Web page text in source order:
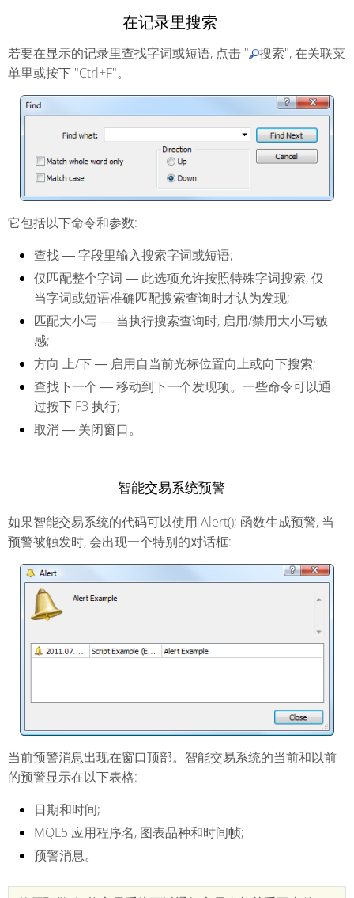
在记录里搜索
若要在显示的记录里查找字词或短语, 点击 "
搜索", 在关联菜
单里或按下 "Ctrl+F"。
它包括以下命令和参数:
查找― 字段里输入搜索字词或短语;
仅匹配整个字词 ― 此选项允许按照特殊字词搜索, 仅
当字词或短语准确匹配搜索查询时才认为发现;
匹配大小写 ― 当执行搜索查询时, 启用/禁用大小写敏
感;
方向 上/下― 启用自当前光标位置向上或向下搜索;
查找下一个 ― 移动到下一个发现项。一些命令可以通
过按下 F3 执行;
取消 ― 关闭窗口。
智能交易系统预警
如果智能交易系统的代码可以使用 Alert(); 函数生成预警, 当
预警被触发时, 会出现一个特别的对话框:
当前预警消息出现在窗口顶部。智能交易系统的当前和以前
的预警显示在以下表格:
日期和时间;
MQL5 应用程序名, 图表品种和时间帧;
预警消息。